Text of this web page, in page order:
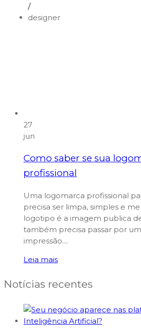
/
designer
27
jun
Como saber se sua
profissional
Uma logomarca profissional
precisa ser limpa, simples e
logotipo é a imagem publica
também precisa passar por
impressão....
Leia mais
Notícias recentes